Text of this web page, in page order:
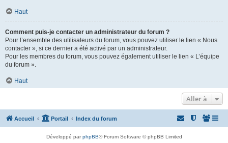
Haut
Comment puis-je contacter un administrateur du forum ?
Pour l’ensemble des utilisateurs du forum, vous pouvez utiliser le lien « Nous
contacter », si ce dernier a été activé par un administrateur.
Pour les membres du forum, vous pouvez également utiliser le lien « L’équipe
du forum ».
Haut
Aller à
Accueil Portail Index du forum
Développé parphpBB® Forum Software © phpBB Limited